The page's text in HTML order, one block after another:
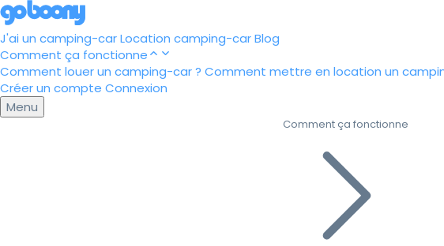
J'ai un camping-carLocation camping-carBlog
Comment ça fonctionne
Comment louer un camping-car ? Comment mettre en location un
Créer un compte Connexion
Menu
Comment ça fonctionne